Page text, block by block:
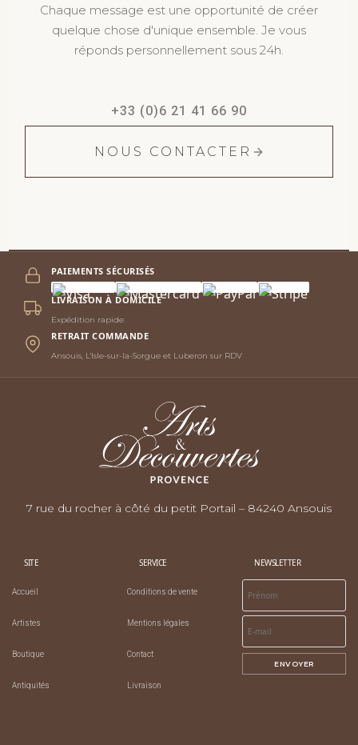
Chaque message est une opportunité de créer
quelque chose d'unique ensemble. Je vous
réponds personnellement sous 24h.
+33 (0)6 21 41 66 90
NOUS CONTACTER
PAIEMENTS SÉCURISÉS
LIVRAISON À DOMICILE
Expédition rapide
RETRAIT COMMANDE
Ansouis, L'Isle-sur-la-Sorgue et Luberon sur RDV
7 rue du rocher à côté du petit Portail – 84240 Ansouis
SITE
Accueil
Artistes
Boutique
Antiquités
SERVICE
Conditions de vente
Mentions légales
Contact
Livraison
NEWSLETTER
ENVOYER